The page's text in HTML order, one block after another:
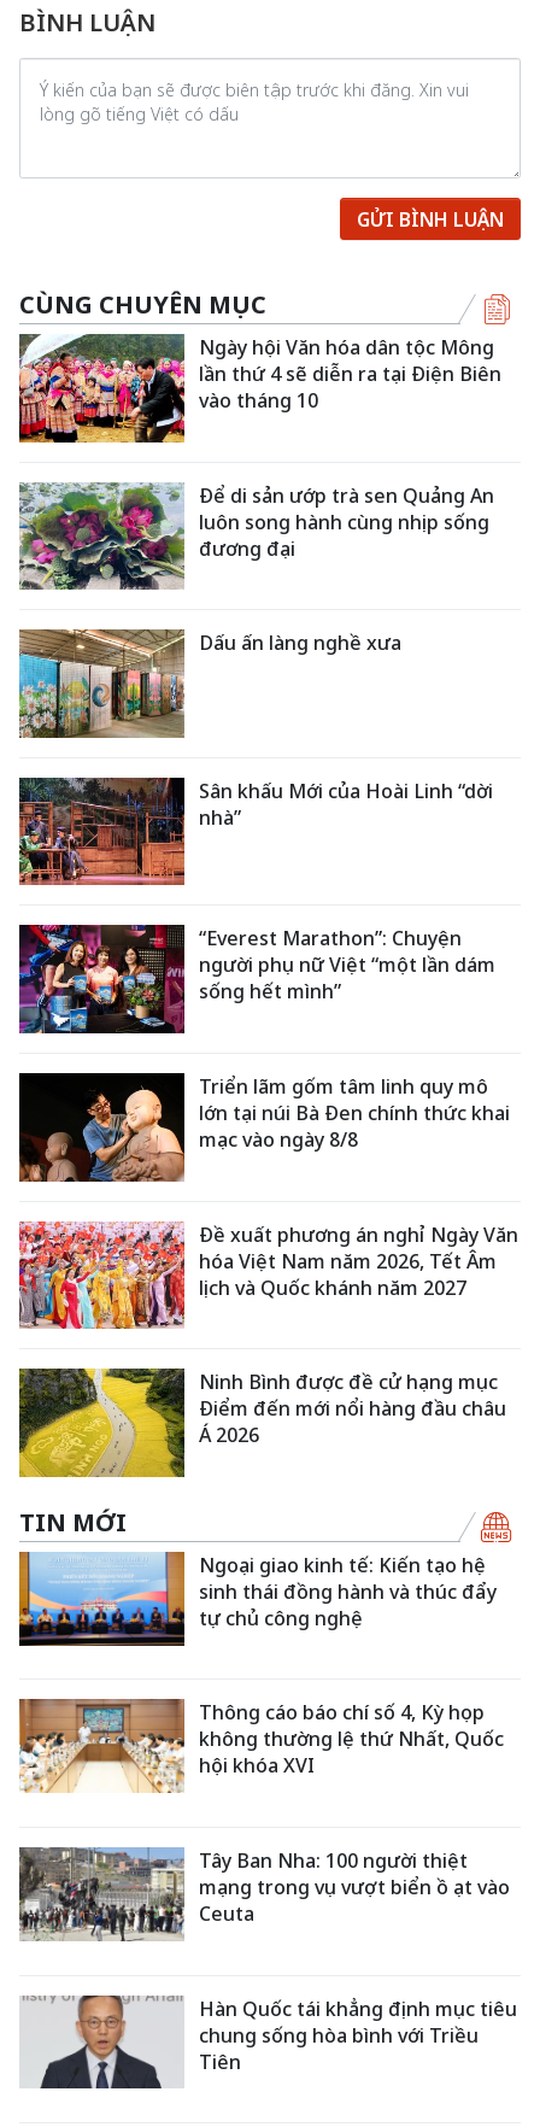
BÌNH LUẬN
GỬI BÌNH LUẬN
CÙNG CHUYÊN MỤC
Ngày hội Văn hóa dân tộc Mông
lần thứ 4 sẽ diễn ra tại Điện Biên
vào tháng 10
Để di sản ướp trà sen Quảng An
luôn song hành cùng nhịp sống
đương đại
Dấu ấn làng nghề xưa
Sân khấu Mới của Hoài Linh “dời
nhà”
“Everest Marathon”: Chuyện
người phụ nữ Việt “một lần dám
sống hết mình”
Triển lãm gốm tâm linh quy mô
lớn tại núi Bà Đen chính thức khai
mạc vào ngày 8/8
Đề xuất phương án nghỉ Ngày Văn
hóa Việt Nam năm 2026, Tết Âm
lịch và Quốc khánh năm 2027
Ninh Bình được đề cử hạng mục
Điểm đến mới nổi hàng đầu châu
Á 2026
TIN MỚI
Ngoại giao kinh tế: Kiến tạo hệ
sinh thái đồng hành và thúc đẩy
tự chủ công nghệ
Thông cáo báo chí số 4, Kỳ họp
không thường lệ thứ Nhất, Quốc
hội khóa XVI
Tây Ban Nha: 100 người thiệt
mạng trong vụ vượt biển ồ ạt vào
Ceuta
Hàn Quốc tái khẳng định mục tiêu
chung sống hòa bình với Triều
Tiên